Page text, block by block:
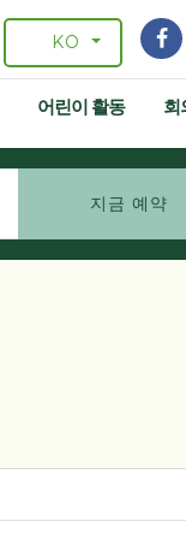
KO
어린이 활동 회
지금 예약